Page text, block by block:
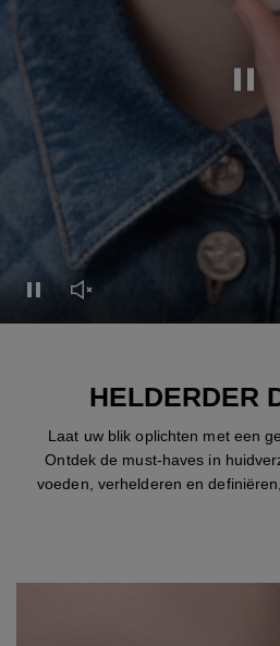
Deze video pauzeren
Het geluid van deze video
HELDERDER
Laat uw blik oplichten met een
Ontdek de must-haves in
voeden, verhelderen en